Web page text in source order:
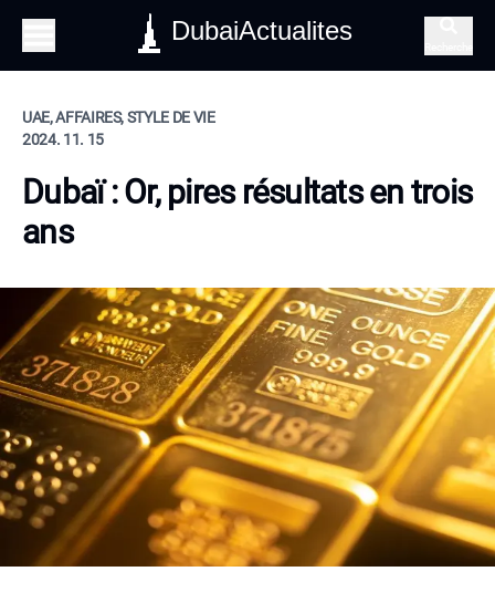
DubaiActualites
UAE, AFFAIRES, STYLE DE VIE
2024. 11. 15
Dubaï : Or, pires résultats en trois
ans